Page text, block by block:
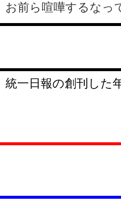
お前ら喧嘩するなっ
統一日報の創刊した